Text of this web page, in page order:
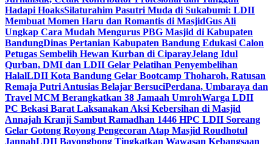
Hadapi HoaksSilaturahim Pasutri Muda di Sukabumi: LDII
Membuat Momen Haru dan Romantis di MasjidGus Ali
Ungkap Cara Mudah Mengurus PBG Masjid di Kabupaten
BandungDinas Pertanian Kabupaten Bandung Edukasi Calon
Petugas Sembelih Hewan Kurban di CiparayJelang Idul
Qurban, DMI dan LDII Gelar Pelatihan Penyembelihan
HalalLDII Kota Bandung Gelar Bootcamp Thoharoh, Ratusan
Remaja Putri Antusias Belajar BersuciPerdana, Umbaraya dan
Travel MCM Berangkatkan 38 Jamaah UmrohWarga LDII
PC Bekasi Barat Laksanakan Aksi Kebersihan di Masjid
Annajah Kranji Sambut Ramadhan 1446 HPC LDII Soreang
Gelar Gotong Royong Pengecoran Atap Masjid Roudhotul
JannahLDII Bayongbong Tingkatkan Wawasan Kebangsaan